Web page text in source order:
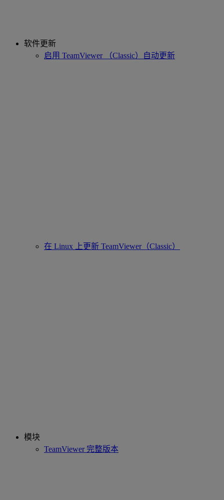
软件更新
启用 TeamViewer （Classic）自动更新
在 Linux 上更新 TeamViewer（Classic）
模块
TeamViewer 完整版本